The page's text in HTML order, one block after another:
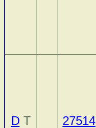
DT 27514